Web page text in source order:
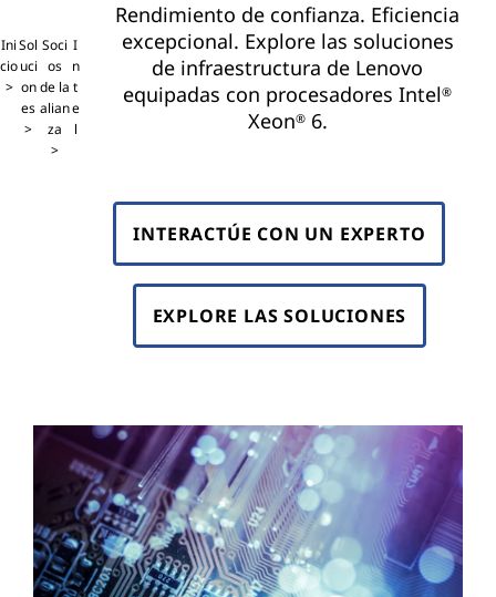
Ini
cio
Sol
uci
on
es
Soci
os
de la
alian
za
I
n
t
e
l
Rendimiento de confianza. Eficiencia
excepcional. Explore las soluciones
de infraestructura de Lenovo
equipadas con procesadores Intel®
Xeon®6.
INTERACTÚE CON UN EXPERTO
EXPLORE LAS SOLUCIONES